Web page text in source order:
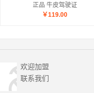
正品 牛皮驾驶证
￥119.00
欢迎加盟
联系我们